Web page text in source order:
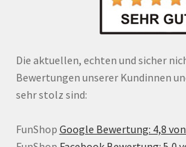
Die aktuellen, echten und sicher
Bewertungen unserer Kundinnen
sehr stolz sind:
FunShop Google Bewertung: 4,8